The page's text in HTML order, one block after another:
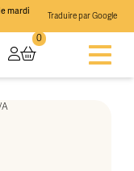
mardi
Traduire par Google
0